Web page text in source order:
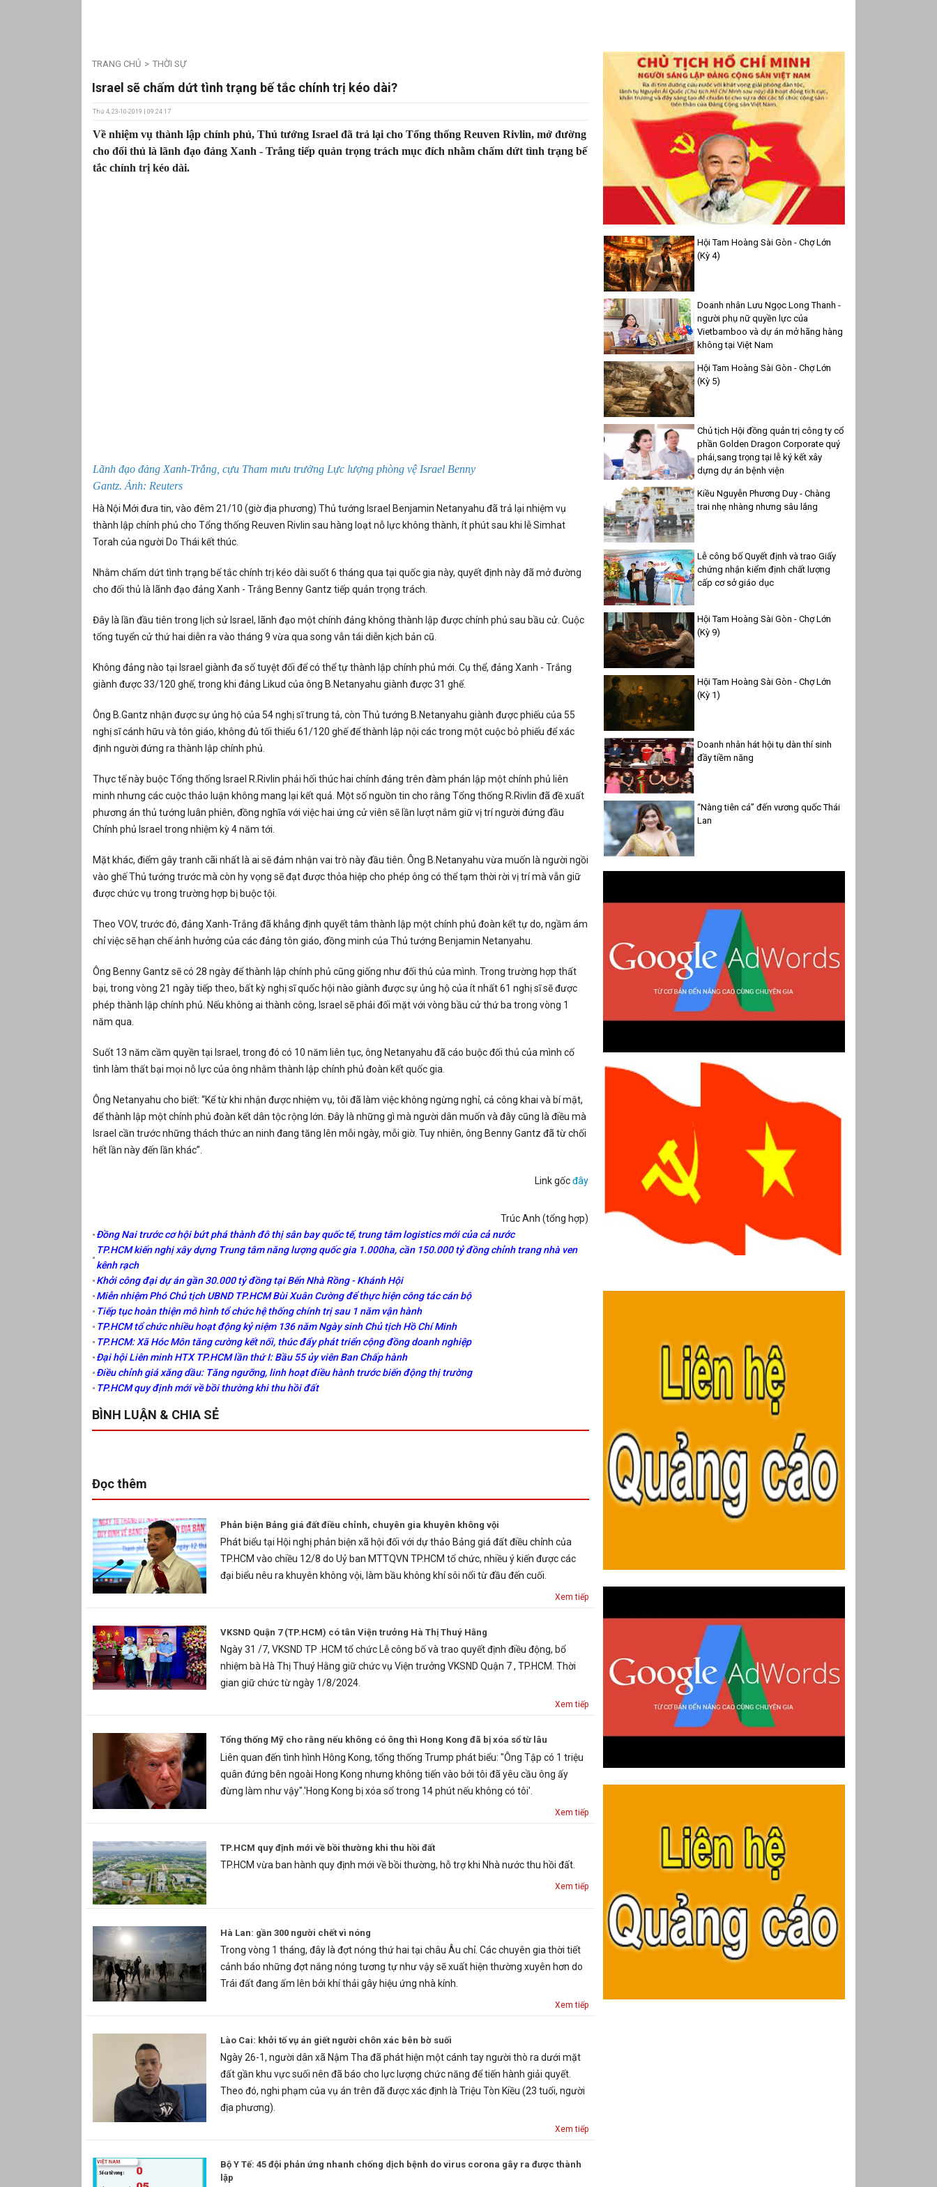
TRANG CHỦ THỜI SỰ
Israel sẽ chấm dứt tình trạng bế tắc chính trị kéo dài?
Thứ 4, 23-10-2019 | 09:24:17
Về nhiệm vụ thành lập chính phủ, Thủ tướng Israel đã trả lại cho Tổng thống Reuven Rivlin, mở đường
cho đối thủ là lãnh đạo đảng Xanh - Trắng tiếp quản trọng trách mục đích nhằm chấm dứt tình trạng bế
tắc chính trị kéo dài.
Lãnh đạo đảng Xanh-Trắng, cựu Tham mưu trưởng Lực lượng phòng vệ Israel Benny
Gantz. Ảnh: Reuters
Hà Nội Mới đưa tin, vào đêm 21/10 (giờ địa phương) Thủ tướng Israel Benjamin Netanyahu đã trả lại nhiệm vụ
thành lập chính phủ cho Tổng thống Reuven Rivlin sau hàng loạt nỗ lực không thành, ít phút sau khi lễ Simhat
Torah của người Do Thái kết thúc.
Nhằm chấm dứt tình trạng bế tắc chính trị kéo dài suốt 6 tháng qua tại quốc gia này, quyết định này đã mở đường
cho đối thủ là lãnh đạo đảng Xanh - Trắng Benny Gantz tiếp quản trọng trách.
Đây là lần đầu tiên trong lịch sử Israel, lãnh đạo một chính đảng không thành lập được chính phủ sau bầu cử. Cuộc
tổng tuyển cử thứ hai diễn ra vào tháng 9 vừa qua song vẫn tái diễn kịch bản cũ.
Không đảng nào tại Israel giành đa số tuyệt đối để có thể tự thành lập chính phủ mới. Cụ thể, đảng Xanh - Trắng
giành được 33/120 ghế, trong khi đảng Likud của ông B.Netanyahu giành được 31 ghế.
Ông B.Gantz nhận được sự ủng hộ của 54 nghị sĩ trung tả, còn Thủ tướng B.Netanyahu giành được phiếu của 55
nghị sĩ cánh hữu và tôn giáo, không đủ tối thiểu 61/120 ghế để thành lập nội các trong một cuộc bỏ phiếu để xác
định người đứng ra thành lập chính phủ.
Thực tế này buộc Tổng thống Israel R.Rivlin phải hối thúc hai chính đảng trên đàm phán lập một chính phủ liên
minh nhưng các cuộc thảo luận không mang lại kết quả. Một số nguồn tin cho rằng Tổng thống R.Rivlin đã đề xuất
phương án thủ tướng luân phiên, đồng nghĩa với việc hai ứng cử viên sẽ lần lượt nắm giữ vị trí người đứng đầu
Chính phủ Israel trong nhiệm kỳ 4 năm tới.
Mặt khác, điểm gây tranh cãi nhất là ai sẽ đảm nhận vai trò này đầu tiên. Ông B.Netanyahu vừa muốn là người ngồi
vào ghế Thủ tướng trước mà còn hy vọng sẽ đạt được thỏa hiệp cho phép ông có thể tạm thời rời vị trí mà vẫn giữ
được chức vụ trong trường hợp bị buộc tội.
Theo VOV, trước đó, đảng Xanh-Trắng đã khẳng định quyết tâm thành lập một chính phủ đoàn kết tự do, ngầm ám
chỉ việc sẽ hạn chế ảnh hưởng của các đảng tôn giáo, đồng minh của Thủ tướng Benjamin Netanyahu.
Ông Benny Gantz sẽ có 28 ngày để thành lập chính phủ cũng giống như đối thủ của mình. Trong trường hợp thất
bại, trong vòng 21 ngày tiếp theo, bất kỳ nghị sĩ quốc hội nào giành được sự ủng hộ của ít nhất 61 nghị sĩ sẽ được
phép thành lập chính phủ. Nếu không ai thành công, Israel sẽ phải đối mặt với vòng bầu cử thứ ba trong vòng 1
năm qua.
Suốt 13 năm cầm quyền tại Israel, trong đó có 10 năm liên tục, ông Netanyahu đã cáo buộc đối thủ của mình cố
tình làm thất bại mọi nỗ lực của ông nhằm thành lập chính phủ đoàn kết quốc gia.
Ông Netanyahu cho biết: “Kể từ khi nhận được nhiệm vụ, tôi đã làm việc không ngừng nghỉ, cả công khai và bí mật,
để thành lập một chính phủ đoàn kết dân tộc rộng lớn. Đây là những gì mà người dân muốn và đây cũng là điều mà
Israel cần trước những thách thức an ninh đang tăng lên mỗi ngày, mỗi giờ. Tuy nhiên, ông Benny Gantz đã từ chối
hết lần này đến lần khác”.
Link gốcđây
Trúc Anh (tổng hợp)
Đồng Nai trước cơ hội bứt phá thành đô thị sân bay quốc tế, trung tâm logistics mới của cả nước
TP.HCM kiến nghị xây dựng Trung tâm năng lượng quốc gia 1.000ha, cần 150.000 tỷ đồng chỉnh trang nhà ven
kênh rạch
Khởi công đại dự án gần 30.000 tỷ đồng tại Bến Nhà Rồng - Khánh Hội
Miễn nhiệm Phó Chủ tịch UBND TP.HCM Bùi Xuân Cường để thực hiện công tác cán bộ
Tiếp tục hoàn thiện mô hình tổ chức hệ thống chính trị sau 1 năm vận hành
TP.HCM tổ chức nhiều hoạt động kỷ niệm 136 năm Ngày sinh Chủ tịch Hồ Chí Minh
TP.HCM: Xã Hóc Môn tăng cường kết nối, thúc đẩy phát triển cộng đồng doanh nghiệp
Đại hội Liên minh HTX TP.HCM lần thứ I: Bầu 55 ủy viên Ban Chấp hành
Điều chỉnh giá xăng dầu: Tăng ngưỡng, linh hoạt điều hành trước biến động thị trường
TP.HCM quy định mới về bồi thường khi thu hồi đất
BÌNH LUẬN & CHIA SẺ
Đọc thêm
Phản biện Bảng giá đất điều chỉnh, chuyên gia khuyên không vội
Phát biểu tại Hội nghị phản biện xã hội đối với dự thảo Bảng giá đất điều chỉnh của
TP.HCM vào chiều 12/8 do Uỷ ban MTTQVN TP.HCM tổ chức, nhiều ý kiến được các
đại biểu nêu ra khuyên không vội, làm bầu không khí sôi nổi từ đầu đến cuối.
Xem tiếp
VKSND Quận 7 (TP.HCM) có tân Viện trưởng Hà Thị Thuý Hằng
Ngày 31 /7, VKSND TP .HCM tổ chức Lễ công bố và trao quyết định điều động, bổ
nhiệm bà Hà Thị Thuý Hằng giữ chức vụ Viện trưởng VKSND Quận 7 , TP.HCM. Thời
gian giữ chức từ ngày 1/8/2024.
Xem tiếp
Tổng thống Mỹ cho rằng nếu không có ông thì Hong Kong đã bị xóa sổ từ lâu
Liên quan đến tình hình Hông Kong, tổng thống Trump phát biểu: "Ông Tập có 1 triệu
quân đứng bên ngoài Hong Kong nhưng không tiến vào bởi tôi đã yêu cầu ông ấy
đừng làm như vậy".'Hong Kong bị xóa sổ trong 14 phút nếu không có tôi'.
Xem tiếp
TP.HCM quy định mới về bồi thường khi thu hồi đất
TP.HCM vừa ban hành quy định mới về bồi thường, hỗ trợ khi Nhà nước thu hồi đất.
Xem tiếp
Hà Lan: gần 300 người chết vì nóng
Trong vòng 1 tháng, đây là đợt nóng thứ hai tại châu Âu chỉ. Các chuyên gia thời tiết
cảnh báo những đợt nắng nóng tương tự như vậy sẽ xuất hiện thường xuyên hơn do
Trái đất đang ấm lên bởi khí thải gây hiệu ứng nhà kính.
Xem tiếp
Lào Cai: khởi tố vụ án giết người chôn xác bên bờ suối
Ngày 26-1, người dân xã Nậm Tha đã phát hiện một cánh tay người thò ra dưới mặt
đất gần khu vực suối nên đã báo cho lực lượng chức năng để tiến hành giải quyết.
Theo đó, nghi phạm của vụ án trên đã được xác định là Triệu Tòn Kiều (23 tuổi, người
địa phương).
Xem tiếp
Bộ Y Tế: 45 đội phản ứng nhanh chống dịch bệnh do virus corona gây ra được thành
lập
Hội Tam Hoàng Sài Gòn - Chợ Lớn
(Kỳ 4)
Doanh nhân Lưu Ngọc Long Thanh -
người phụ nữ quyền lực của
Vietbamboo và dự án mở hãng hàng
không tại Việt Nam
Hội Tam Hoàng Sài Gòn - Chợ Lớn
(Kỳ 5)
Chủ tịch Hội đồng quản trị công ty cổ
phần Golden Dragon Corporate quý
phái,sang trọng tại lễ ký kết xây
dựng dự án bệnh viện
Kiều Nguyễn Phương Duy - Chàng
trai nhẹ nhàng nhưng sâu lắng
Lễ công bố Quyết định và trao Giấy
chứng nhận kiểm định chất lượng
cấp cơ sở giáo dục
Hội Tam Hoàng Sài Gòn - Chợ Lớn
(Kỳ 9)
Hội Tam Hoàng Sài Gòn - Chợ Lớn
(Kỳ 1)
Doanh nhân hát hội tụ dàn thí sinh
đầy tiềm năng
“Nàng tiên cá” đến vương quốc Thái
Lan